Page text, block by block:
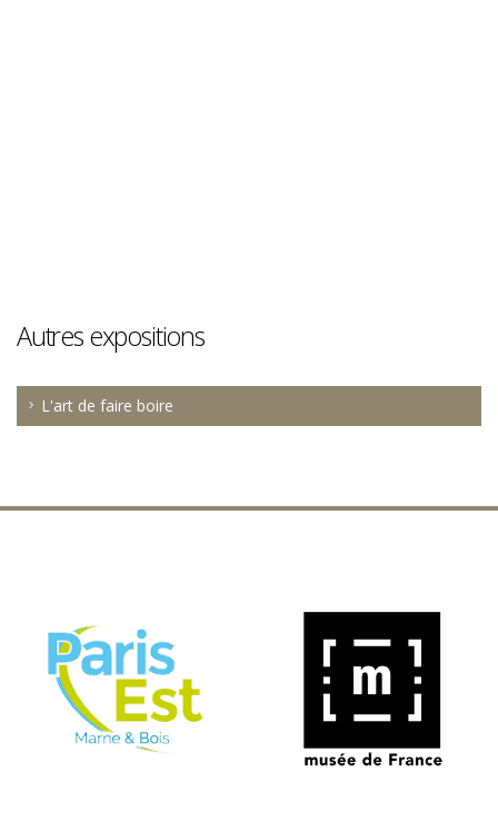
Autres expositions
L'art de faire boire